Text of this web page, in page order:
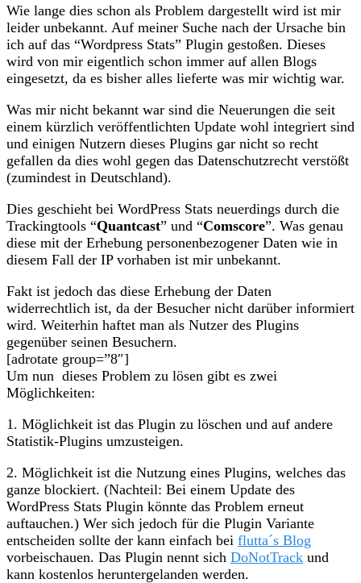
Wie lange dies schon als Problem dargestellt wird ist mir
leider unbekannt. Auf meiner Suche nach der Ursache bin
ich auf das “Wordpress Stats” Plugin gestoßen. Dieses
wird von mir eigentlich schon immer auf allen Blogs
eingesetzt, da es bisher alles lieferte was mir wichtig war.
Was mir nicht bekannt war sind die Neuerungen die seit
einem kürzlich veröffentlichten Update wohl integriert sind
und einigen Nutzern dieses Plugins gar nicht so recht
gefallen da dies wohl gegen das Datenschutzrecht verstößt
(zumindest in Deutschland).
Dies geschieht bei WordPress Stats neuerdings durch die
Trackingtools “Quantcast” und “Comscore”. Was genau
diese mit der Erhebung personenbezogener Daten wie in
diesem Fall der IP vorhaben ist mir unbekannt.
Fakt ist jedoch das diese Erhebung der Daten
widerrechtlich ist, da der Besucher nicht darüber informiert
wird. Weiterhin haftet man als Nutzer des Plugins
gegenüber seinen Besuchern.
[adrotate group=”8″]
Um nun dieses Problem zu lösen gibt es zwei
Möglichkeiten:
1. Möglichkeit ist das Plugin zu löschen und auf andere
Statistik-Plugins umzusteigen.
2. Möglichkeit ist die Nutzung eines Plugins, welches das
ganze blockiert. (Nachteil: Bei einem Update des
WordPress Stats Plugin könnte das Problem erneut
auftauchen.) Wer sich jedoch für die Plugin Variante
entscheiden sollte der kann einfach bei flutta´s Blog
vorbeischauen. Das Plugin nennt sich DoNotTrack und
kann kostenlos heruntergelanden werden.